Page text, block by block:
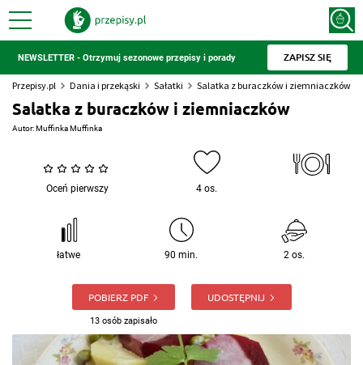
NEWSLETTER - Otrzymuj sezonowe przepisy i porady ZAPISZ SIĘ
Przepisy.pl Dania i przekąski Sałatki Salatka z buraczków i ziemniaczków
Salatka z buraczków i ziemniaczków
Autor:Muffinka Muffinka
Oceń pierwszy 4 os.
łatwe 90 min. 2 os.
POBIERZ PDF
13 osób zapisało
UDOSTĘPNIJ